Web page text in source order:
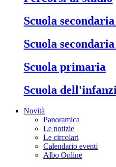
Scuola
Scuola
Scuola primaria
Scuola
Novità
Panoramica
Le notizie
Le circolari
Calendario eventi
Albo Online